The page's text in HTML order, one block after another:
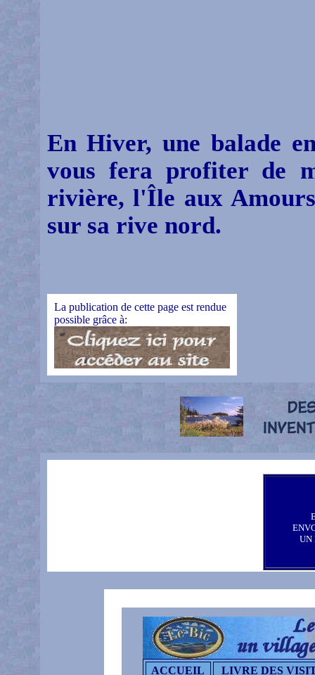
En Hiver, une balade
vous fera profiter de
rivière, l'Île aux
sur sa rive nord.
La publication de cette page est rendue
possible grâce à:
UN
ACCUEIL LIVRE DES